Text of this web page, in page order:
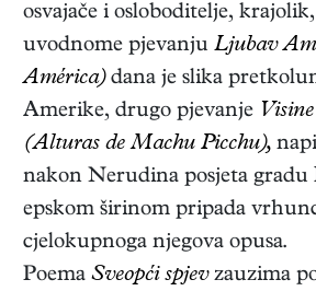
osvajače i osloboditelje,
uvodnome pjevanju Ljubav
América)dana je slika
Amerike, drugo pjevanje
(Alturas de Machu Picchu),
nakon Nerudina posjeta
epskom širinom pripada
cjelokupnoga njegova opusa.
Poema Sveopći spjevzauzima